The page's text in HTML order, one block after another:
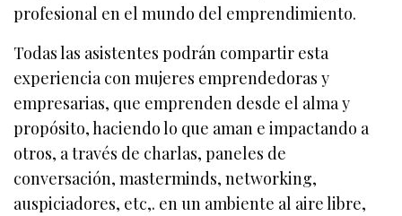
profesional en el mundo del emprendimiento.
Todas las asistentes podrán compartir esta
experiencia con mujeres emprendedoras y
empresarias, que emprenden desde el alma y
propósito, haciendo lo que aman e impactando a
otros, a través de charlas, paneles de
conversación, masterminds, networking,
auspiciadores, etc,. en un ambiente al aire libre,